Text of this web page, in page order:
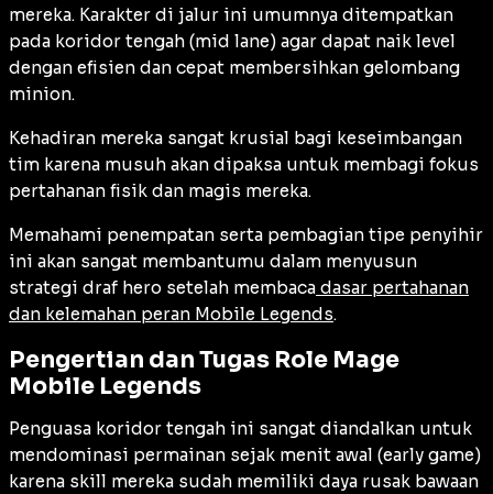
mereka. Karakter di jalur ini umumnya ditempatkan
pada koridor tengah (mid lane) agar dapat naik level
dengan efisien dan cepat membersihkan gelombang
minion.
Kehadiran mereka sangat krusial bagi keseimbangan
tim karena musuh akan dipaksa untuk membagi fokus
pertahanan fisik dan magis mereka.
Memahami penempatan serta pembagian tipe penyihir
ini akan sangat membantumu dalam menyusun
strategi draf hero setelah membaca dasar pertahanan
dan kelemahan peran Mobile Legends.
Pengertian dan Tugas Role Mage
Mobile Legends
Penguasa koridor tengah ini sangat diandalkan untuk
mendominasi permainan sejak menit awal (early game)
karena skill mereka sudah memiliki daya rusak bawaan